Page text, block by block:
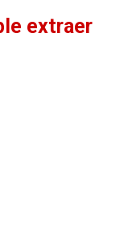
extraer